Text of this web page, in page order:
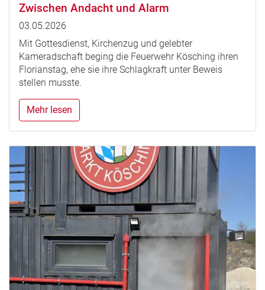
Zwischen Andacht und Alarm
03.05.2026
Mit Gottesdienst, Kirchenzug und gelebter
Kameradschaft beging die Feuerwehr Kösching ihren
Florianstag, ehe sie ihre Schlagkraft unter Beweis
stellen musste.
Mehr lesen